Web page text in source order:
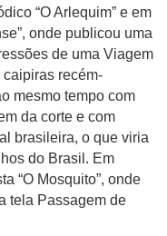
“O Arlequim” e em
onde publicou uma
de uma Viagem
caipiras recém-
mesmo tempo com
da corte e com
brasileira, o que viria
do Brasil. Em
“O Mosquito”, onde
tela Passagem de